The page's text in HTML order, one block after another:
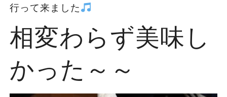
行って来ました
相変わらず美味し
かった～～